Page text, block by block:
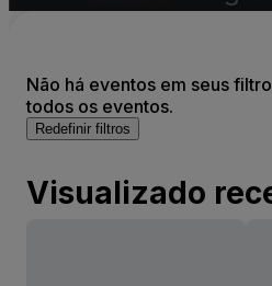
Não há eventos em seus
todos os eventos.
Redefinir filtros
Visualizado